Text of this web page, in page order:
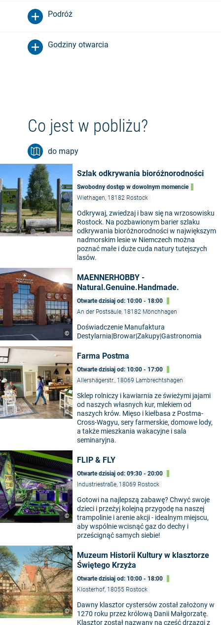
Podróż
Godziny otwarcia
Co jest w pobliżu?
do mapy
Szlak odkrywania bioróżnorodności
Swobodny dostęp w dowolnym momencie
Wiethagen, 18182 Rostock
Odkrywaj, zwiedzaj i baw się na wrzosowisku
Rostock. Na pozbawionym barier szlaku
odkrywania bioróżnorodności w największym
nadmorskim lesie w Niemczech można
poznać małe i duże cuda natury tutejszych
lasów.
©
MAENNERHOBBY -
Natural.Genuine.Handmade.
Otwarte dzisiaj od: 10:00 - 18:00
An der Postsäule, 18182 Mönchhagen
Doświadczenie Manufaktura
Destylarnia|Browar|Zakupy|Gastronomia
©
Farma Postma
Otwarte dzisiaj od: 10:00 - 17:00
Allershägerstr., 18069 Lambrechtshagen
Sklep rolniczy i kawiarnia ze świeżymi jajami
od naszych własnych kur, mlekiem od
naszych krów. Mięso i kiełbasa z Postma-
Cross-Wagyu, sery farmerskie, domowe lody,
a także mieszkania wakacyjne i sala
seminaryjna.
©
FLIP & FLY
Otwarte dzisiaj od: 09:30 - 20:00
Industriestraße, 18069 Rostock
Gotowi na najlepszą zabawę? Chwyć swoje
dzieci i przeżyj kolejną przygodę na naszej
trampolinie i arenie akcji - idealnym miejscu,
aby wspólnie wcisnąć gaz do dechy i
prześcignąć samych siebie!
©
Muzeum Historii Kultury w klasztorze
Świętego Krzyża
Otwarte dzisiaj od: 10:00 - 18:00
Klosterhof, 18055 Rostock
Dawny klasztor cystersów został założony w
1270 roku przez królową Danii Małgorzatę.
Klasztor został nazwany na cześć drzazgi z